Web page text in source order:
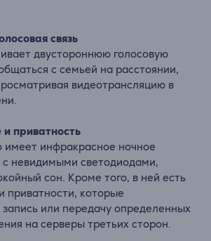
связь
двустороннюю голосовую
с семьей на расстоянии,
видеотрансляцию в
приватность
инфракрасное ночное
невидимыми светодиодами,
сон. Кроме того, в ней есть
приватности, которые
или передачу определенных
на серверы третьих сторон.